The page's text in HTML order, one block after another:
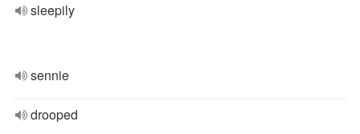
sleepily
sennie
drooped